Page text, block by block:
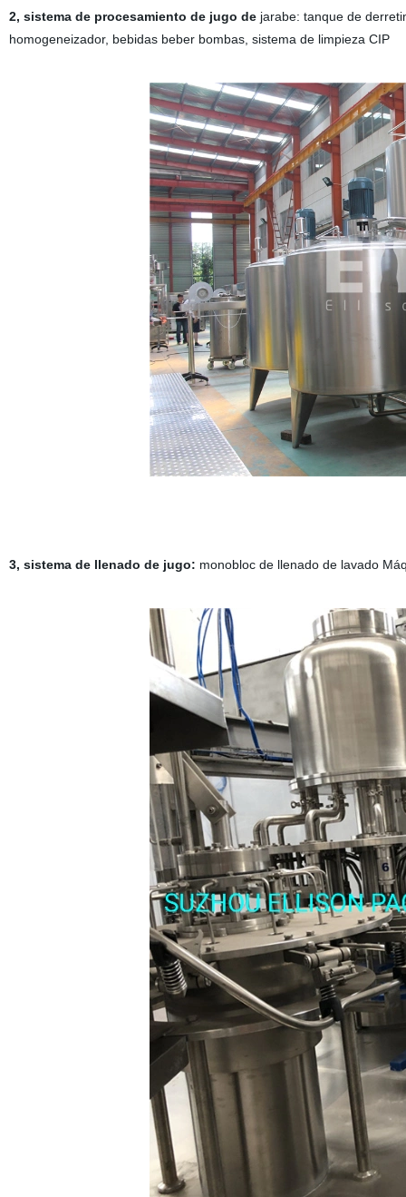
2, sistema de procesamiento de jugo dejarabe: tanque de
homogeneizador, bebidas beber bombas, sistema de limpieza CIP
3, sistema de llenado de jugo: monobloc de llenado de lavado